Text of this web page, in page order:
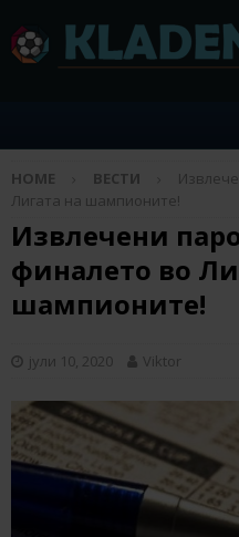
HOME ВЕСТИ
Лигата на шампионите!
Извлечени
финалето во
шампионите!
јули 10, 2020 Viktor